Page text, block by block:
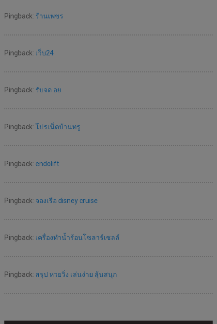
Pingback: ร้านเพชร
Pingback: เว็บ24
Pingback: รับจด อย
Pingback: โปรเน็ตบ้านทรู
Pingback: endolift
Pingback: จองเรือ disney cruise
Pingback: เครื่องทำน้ำร้อนโซลาร์เซลล์
Pingback: สรุป หวยวิ่ง เล่นง่าย ลุ้นสนุก